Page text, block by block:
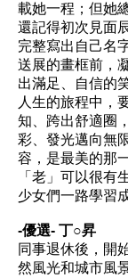
載她一程；但她
還記得初次見面
完整寫出自己名
送展的畫框前，
出滿足、自信的
人生的旅程中，
知、跨出舒適圈
彩、發光邁向無
容，是最美的那
「老」可以很有
少女們一路學習
-優選- 丁○昇
同事退休後，開
然風光和城市風